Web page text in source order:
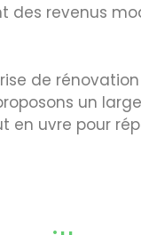
revenus
de
un
uvre pour